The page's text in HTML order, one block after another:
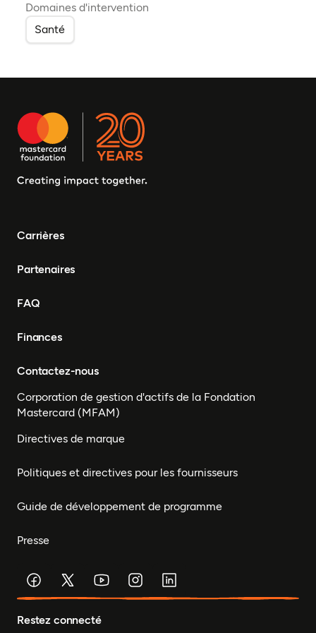
Domaines d'intervention
Santé
Carrières
Partenaires
FAQ
Finances
Contactez-nous
Corporation de gestion d'actifs de la Fondation
Mastercard (MFAM)
Directives de marque
Politiques et directives pour les fournisseurs
Guide de développement de programme
Presse
Restez connecté